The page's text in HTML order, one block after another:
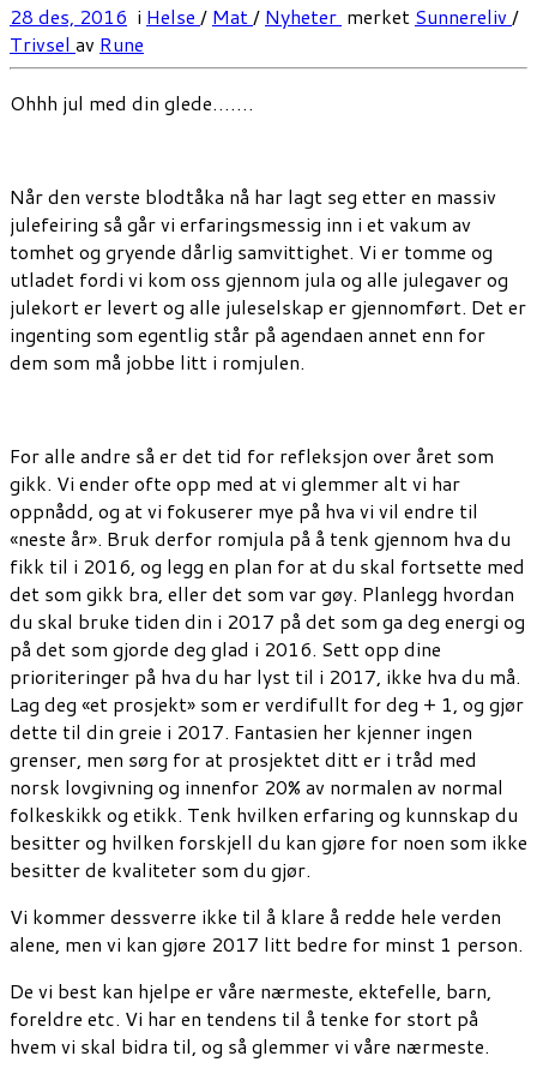
28 des, 2016 i Helse / Mat/ Nyheter merket Sunnereliv /
Trivsel av Rune
Ohhh jul med din glede…….
Når den verste blodtåka nå har lagt seg etter en massiv
julefeiring så går vi erfaringsmessig inn i et vakum av
tomhet og gryende dårlig samvittighet. Vi er tomme og
utladet fordi vi kom oss gjennom jula og alle julegaver og
julekort er levert og alle juleselskap er gjennomført. Det er
ingenting som egentlig står på agendaen annet enn for
dem som må jobbe litt i romjulen.
For alle andre så er det tid for refleksjon over året som
gikk. Vi ender ofte opp med at vi glemmer alt vi har
oppnådd, og at vi fokuserer mye på hva vi vil endre til
«neste år». Bruk derfor romjula på å tenk gjennom hva du
fikk til i 2016, og legg en plan for at du skal fortsette med
det som gikk bra, eller det som var gøy. Planlegg hvordan
du skal bruke tiden din i 2017 på det som ga deg energi og
på det som gjorde deg glad i 2016. Sett opp dine
prioriteringer på hva du har lyst til i 2017, ikke hva du må.
Lag deg «et prosjekt» som er verdifullt for deg + 1, og gjør
dette til din greie i 2017. Fantasien her kjenner ingen
grenser, men sørg for at prosjektet ditt er i tråd med
norsk lovgivning og innenfor 20% av normalen av normal
folkeskikk og etikk. Tenk hvilken erfaring og kunnskap du
besitter og hvilken forskjell du kan gjøre for noen som ikke
besitter de kvaliteter som du gjør.
Vi kommer dessverre ikke til å klare å redde hele verden
alene, men vi kan gjøre 2017 litt bedre for minst 1 person.
De vi best kan hjelpe er våre nærmeste, ektefelle, barn,
foreldre etc. Vi har en tendens til å tenke for stort på
hvem vi skal bidra til, og så glemmer vi våre nærmeste.